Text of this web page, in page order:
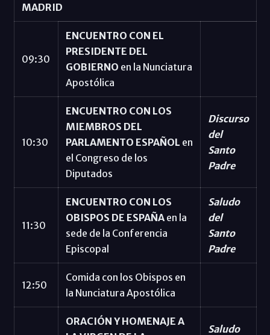
MADRID
09:30
ENCUENTRO CON EL
PRESIDENTE DEL
GOBIERNO en la Nunciatura
Apostólica
10:30
ENCUENTRO CON LOS
MIEMBROS DEL
PARLAMENTO ESPAÑOL en
el Congreso de los
Diputados
Discurso
del
Santo
Padre
11:30
ENCUENTRO CON LOS
OBISPOS DE ESPAÑAen la
sede de la Conferencia
Episcopal
Saludo
del
Santo
Padre
12:50
Comida con los Obispos en
la Nunciatura Apostólica
ORACIÓN Y HOMENAJE A
Saludo